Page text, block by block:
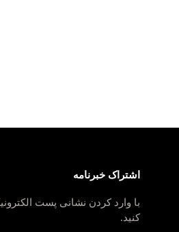
اشتراک خبرنامه
با وارد کردن نشانی پست
کنید.